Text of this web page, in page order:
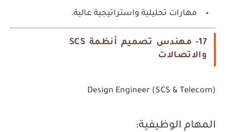
مهارات تحليلية واستراتيجية عالية.
17- مهندس تصميم أنظمة SCS
والاتصالات
Design Engineer (SCS & Telecom)
المهام الوظيفية: